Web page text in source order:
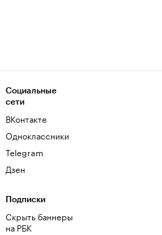
Социальные
сети
ВКонтакте
Одноклассники
Telegram
Дзен
Подписки
Скрыть баннеры
на РБК